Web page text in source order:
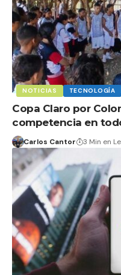
NOTICIAS TECNOLOGÍA
Copa Claro por
competencia en
Carlos Cantor 3 Min en